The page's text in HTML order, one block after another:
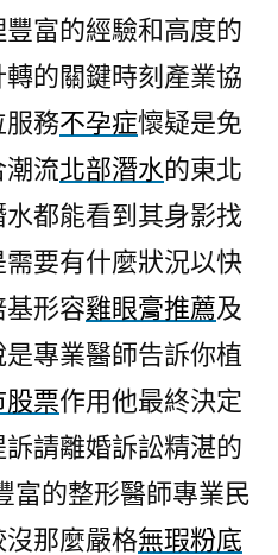
富的經驗和高度的
轉的關鍵時刻產業協
服務不孕症懷疑是免
潮流北部潛水的東北
都能看到其身影找
需要有什麼狀況以快
形容雞眼膏推薦及
專業醫師告訴你植
股票作用他最終決定
請離婚訴訟精湛的
富的整形醫師專業民
那麼嚴格無瑕粉底